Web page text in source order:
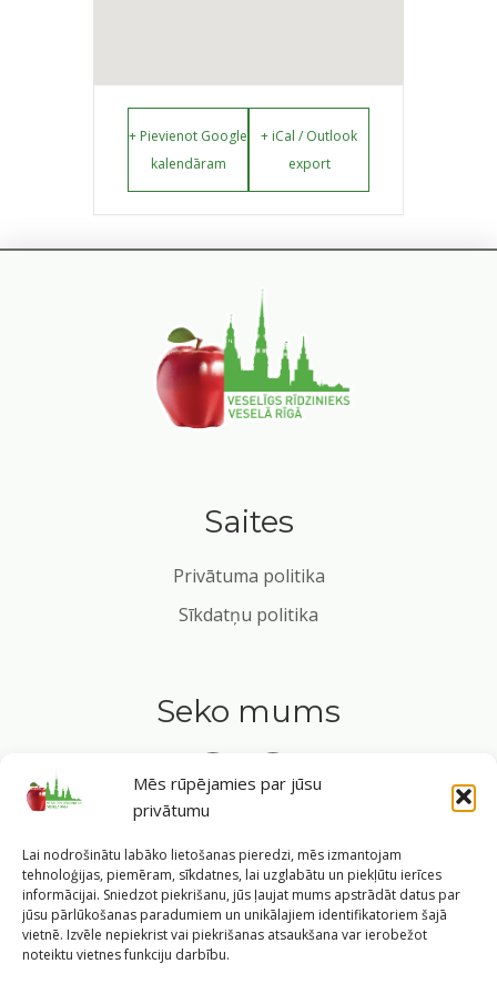
Mēs rūpējamies par jūsu
privātumu
Lai nodrošinātu labāko lietošanas pieredzi, mēs izmantojam
tehnoloģijas, piemēram, sīkdatnes, lai uzglabātu un piekļūtu ierīces
informācijai. Sniedzot piekrišanu, jūs ļaujat mums apstrādāt datus par
jūsu pārlūkošanas paradumiem un unikālajiem identifikatoriem šajā
vietnē. Izvēle nepiekrist vai piekrišanas atsaukšana var ierobežot
noteiktu vietnes funkciju darbību.
+ Pievienot Google
kalendāram
+ iCal / Outlook
export
Saites
Privātuma politika
Sīkdatņu politika
Seko mums
©2026 Veselīgs rīdzinieks veselā Rīgā |Pārpublicējot
informāciju, atsauce uz Rīgas valstspilsētas pašvaldības